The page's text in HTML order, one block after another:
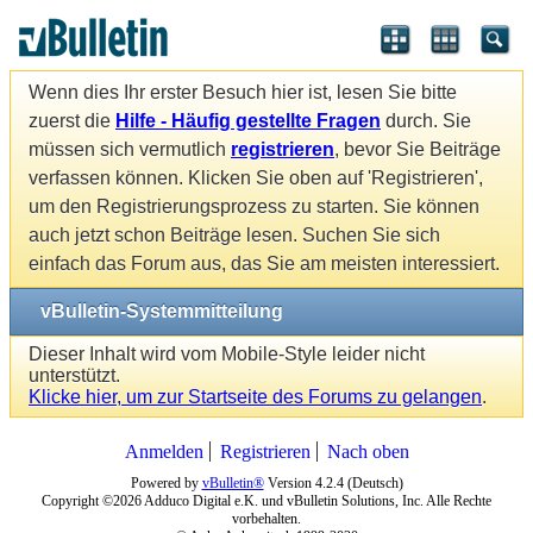
Wenn dies Ihr erster Besuch hier ist, lesen Sie bitte
zuerst die Hilfe - Häufig gestellte Fragen durch. Sie
müssen sich vermutlich registrieren, bevor Sie Beiträge
verfassen können. Klicken Sie oben auf 'Registrieren',
um den Registrierungsprozess zu starten. Sie können
auch jetzt schon Beiträge lesen. Suchen Sie sich
einfach das Forum aus, das Sie am meisten interessiert.
vBulletin-Systemmitteilung
Dieser Inhalt wird vom Mobile-Style leider nicht
unterstützt.
Klicke hier, um zur Startseite des Forums zu gelangen.
Anmelden Registrieren Nach oben
Powered by vBulletin®Version 4.2.4 (Deutsch)
Copyright ©2026 Adduco Digital e.K. und vBulletin Solutions, Inc. Alle Rechte
vorbehalten.